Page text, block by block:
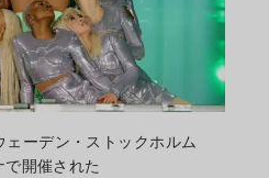
ーデン・ストックホルム
開催された